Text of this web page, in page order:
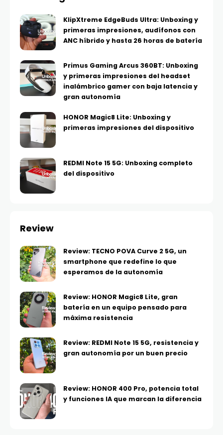
KlipXtreme EdgeBuds Ultra: Unboxing y
primeras impresiones, audífonos con
ANC híbrido y hasta 26 horas de batería
Primus Gaming Arcus 360BT: Unboxing
y primeras impresiones del headset
inalámbrico gamer con baja latencia y
gran autonomía
HONOR Magic8 Lite: Unboxing y
primeras impresiones del dispositivo
REDMI Note 15 5G: Unboxing completo
del dispositivo
Review
Review: TECNO POVA Curve 2 5G, un
smartphone que redefine lo que
esperamos de la autonomía
Review: HONOR Magic8 Lite, gran
batería en un equipo pensado para
máxima resistencia
Review: REDMI Note 15 5G, resistencia y
gran autonomía por un buen precio
Review: HONOR 400 Pro, potencia total
y funciones IA que marcan la diferencia